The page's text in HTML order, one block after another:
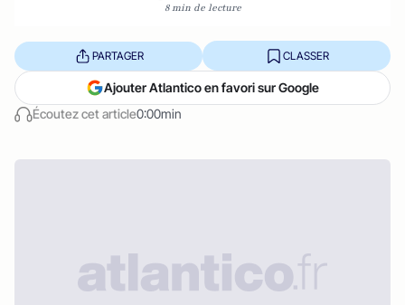
8 min de lecture
Écoutez cet article0:00min
PARTAGER CLASSER
Ajouter Atlantico en favori sur Google